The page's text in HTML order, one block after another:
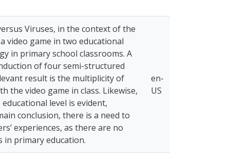
Viruses, in the context of the
video game in two educational
in primary school classrooms. A
of four semi-structured
result is the multiplicity of
the video game in class. Likewise,
level is evident,
conclusion, there is a need to
experiences, as there are no
in primary education.
en-
US